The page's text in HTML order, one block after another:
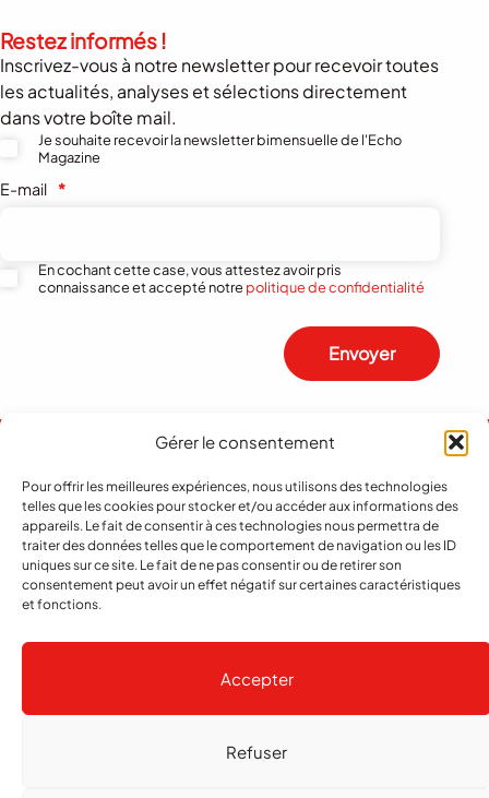
Gérer le consentement
Pour offrir les meilleures expériences, nous utilisons des technologies
telles que les cookies pour stocker et/ou accéder aux informations des
appareils. Le fait de consentir à ces technologies nous permettra de
traiter des données telles que le comportement de navigation ou les ID
uniques sur ce site. Le fait de ne pas consentir ou de retirer son
consentement peut avoir un effet négatif sur certaines caractéristiques
et fonctions.
Accepter
Refuser
Restez informés !
Inscrivez-vous à notre newsletter pour recevoir toutes
les actualités, analyses et sélections directement
dans votre boîte mail.
Je souhaite recevoir la newsletter bimensuelle de l'Echo
Magazine
E-mail *
En cochant cette case, vous attestez avoir pris
connaissance et accepté notrepolitique de confidentialité
Envoyer
© 2026 echo Magazine